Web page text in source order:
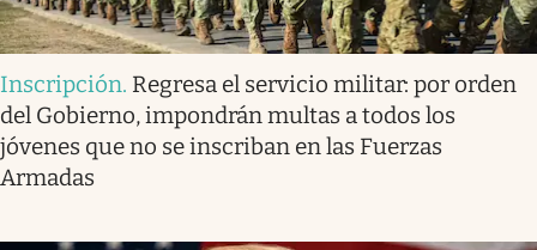
Inscripción. Regresa el servicio militar: por orden
del Gobierno, impondrán multas a todos los
jóvenes que no se inscriban en las Fuerzas
Armadas